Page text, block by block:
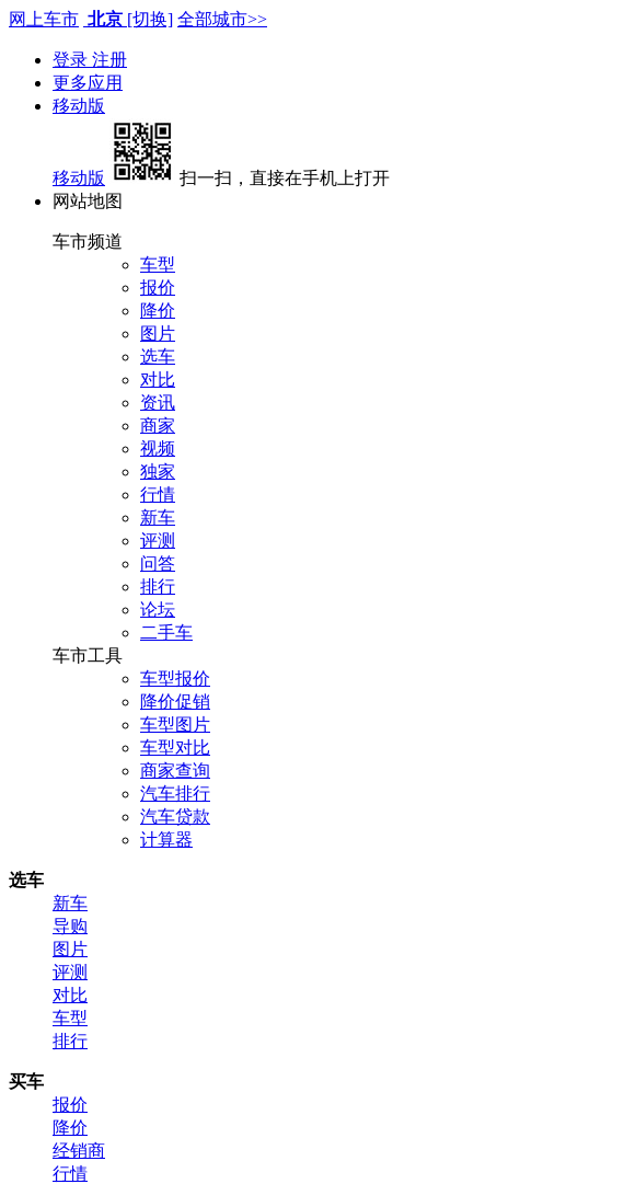
网上车市 北京 [切换] 全部城市>>
登录 注册
更多应用
移动版
移动版
扫一扫，直接在手机上打开
网站地图
车市频道
车型
报价
降价
图片
选车
对比
资讯
商家
视频
独家
行情
新车
评测
问答
排行
论坛
二手车
车市工具
车型报价
降价促销
车型图片
车型对比
商家查询
汽车排行
汽车贷款
计算器
选车
新车
导购
图片
评测
对比
车型
排行
买车
报价
降价
经销商
行情